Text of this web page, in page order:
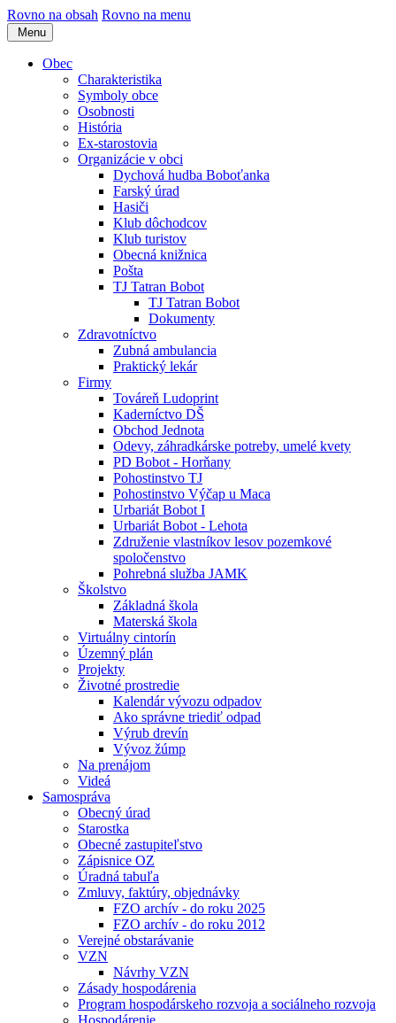
Rovno na obsah Rovno na menu
Menu
Obec
Charakteristika
Symboly obce
Osobnosti
História
Ex-starostovia
Organizácie v obci
Dychová hudba Boboťanka
Farský úrad
Hasiči
Klub dôchodcov
Klub turistov
Obecná knižnica
Pošta
TJ Tatran Bobot
TJ Tatran Bobot
Dokumenty
Zdravotníctvo
Zubná ambulancia
Praktický lekár
Firmy
Továreň Ludoprint
Kaderníctvo DŠ
Obchod Jednota
Odevy, záhradkárske potreby, umelé kvety
PD Bobot - Horňany
Pohostinstvo TJ
Pohostinstvo Výčap u Maca
Urbariát Bobot I
Urbariát Bobot - Lehota
Združenie vlastníkov lesov pozemkové
spoločenstvo
Pohrebná služba JAMK
Školstvo
Základná škola
Materská škola
Virtuálny cintorín
Územný plán
Projekty
Životné prostredie
Kalendár vývozu odpadov
Ako správne triediť odpad
Výrub drevín
Vývoz žúmp
Na prenájom
Videá
Samospráva
Obecný úrad
Starostka
Obecné zastupiteľstvo
Zápisnice OZ
Úradná tabuľa
Zmluvy, faktúry, objednávky
FZO archív - do roku 2025
FZO archív - do roku 2012
Verejné obstarávanie
VZN
Návrhy VZN
Zásady hospodárenia
Program hospodárskeho rozvoja a sociálneho rozvoja
Hospodárenie